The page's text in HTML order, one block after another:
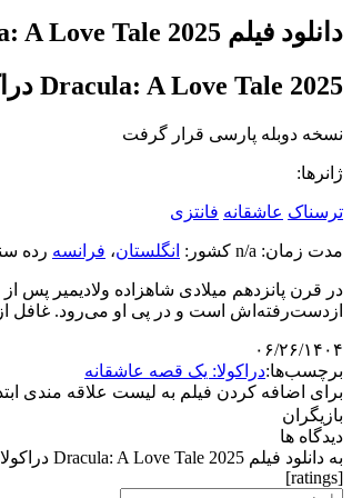
دانلود فیلم Dracula: A Love Tale 2025 دراکولا: یک قصه عاشقانه با زیرنویس فارسی
Dracula: A Love Tale 2025 دراکولا: یک قصه عاشقانه
نسخه دوبله پارسی قرار گرفت
ژانرها:
ترسناک عاشقانه فانتزی
مدت زمان: n/a کشور: انگلستان، فرانسه رده
در قرن پانزدهم میلادی شاهزاده ولادیمیر
ازدست‌رفته‌اش است و در پی او می‌رود. غافل
۰۶/۲۶/۱۴۰۴
برچسب‌ها:دراکولا: یک قصه عاشقانه
برای اضافه کردن فیلم به لیست علاقه مندی
بازیگران
دیدگاه ها
به دانلود فیلم Dracula: A Love Tale 2025 دراکولا: یک قصه عاشقانه با زیرنویس فارسی امتیاز دهید.
[ratings]